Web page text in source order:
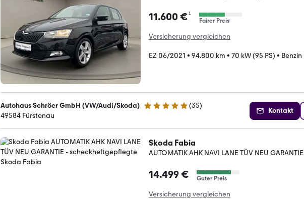
11.600 €¹
Fairer Preis
Versicherung vergleichen
EZ 06/2021 • 94.800 km • 70 kW (95 PS) • Benzin
Autohaus Schröer GmbH (VW/Audi/Skoda) 5 Sterne (35)
49584 Fürstenau
Kontakt
Skoda Fabia
AUTOMATIK AHK NAVI LANE TÜV NEU GARANTIE
14.499 € Guter Preis
Versicherung vergleichen